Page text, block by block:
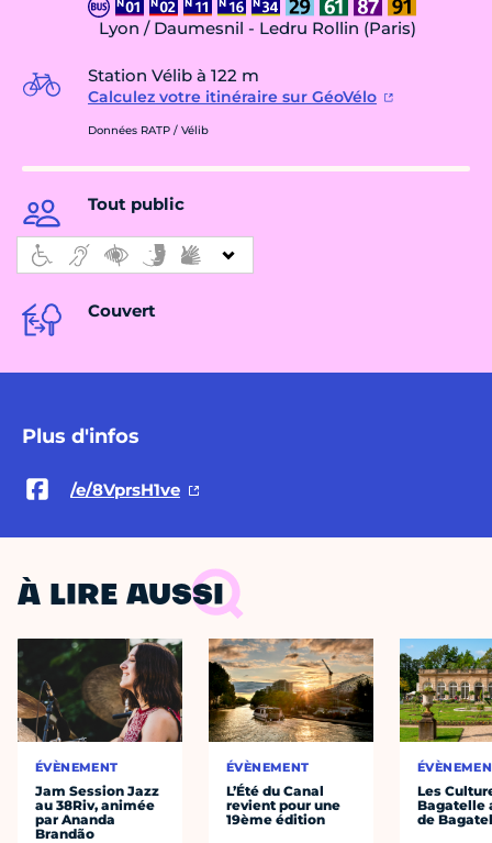
Lyon / Daumesnil - Ledru Rollin (Paris)
Station Vélib à 122 m
Calculez votre itinéraire sur GéoVélo
Données RATP / Vélib
Tout public
Couvert
Plus d'infos
/e/8VprsH1ve
À LIRE AUSSI
ÉVÈNEMENT
Jam Session Jazz
au 38Riv, animée
par Ananda
Brandão
ÉVÈNEMENT
L’Été du Canal
revient pour une
19ème édition
Les
Bagatelle
de